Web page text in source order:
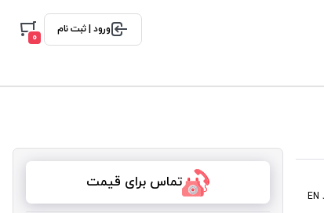
ورود | ثبت نام
0
این محصول با برند KAYA SAFETY مدل A-2 بعنوان ابزار صعود و فرود روی طناب مطابق با استاندارد EN
تماس برای قیمت